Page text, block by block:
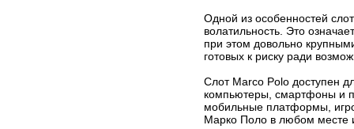
Одной из особенностей
волатильность. Это
при этом довольно
готовых к риску ради
Слот Marco Polo доступен
компьютеры, смартфоны и
мобильные платформы,
Марко Поло в любом месте